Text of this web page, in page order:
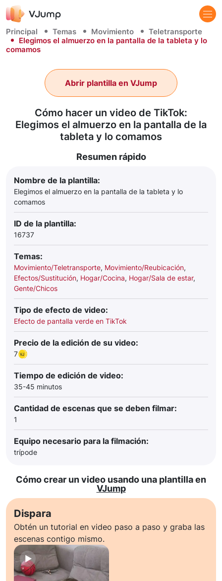
Principal Temas Movimiento
Teletransporte
Elegimos el almuerzo en la pantalla de la tableta y lo
comamos
Cómo hacer un video de TikTok:
Elegimos el almuerzo en la pantalla de la
tableta y lo comamos
Abrir plantilla en VJump
Resumen rápido
Nombre de la plantilla:
Elegimos el almuerzo en la pantalla de la tableta y lo
comamos
ID de la plantilla:
16737
Temas:
Movimiento/Teletransporte, Movimiento/Reubicación,
Efectos/Sustitución, Hogar/Cocina, Hogar/Sala de estar,
Gente/Chicos
Tipo de efecto de video:
Efecto de pantalla verde en TikTok
Precio de la edición de su video:
7
Tiempo de edición de video:
35-45 minutos
Cantidad de escenas que se deben filmar:
1
Equipo necesario para la filmación:
trípode
Cómo crear un video usando una plantilla en
VJump
Dispara
Obtén un tutorial en video paso a paso y graba las
escenas contigo mismo.